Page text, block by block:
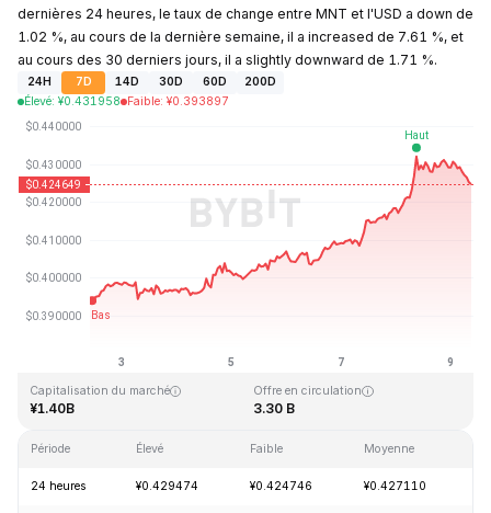
dernières 24 heures, le taux de change entre MNT et l'USD a down de
1.02 %, au cours de la dernière semaine, il a increased de 7.61 %, et
au cours des 30 derniers jours, il a slightly downward de 1.71 %.
24H 7D 14D 30D 60D
200D
Élevé: ¥0.431958 Faible: ¥0.393897
Dernière mise à jour : 2026-08-09, 09:29 GMT+0
Capitalisation du marché
¥1.40B
Offre en circulation
3.30 B
Période Élevé Faible Moyenne
24 heures ¥0.429474 ¥0.424746 ¥0.427110